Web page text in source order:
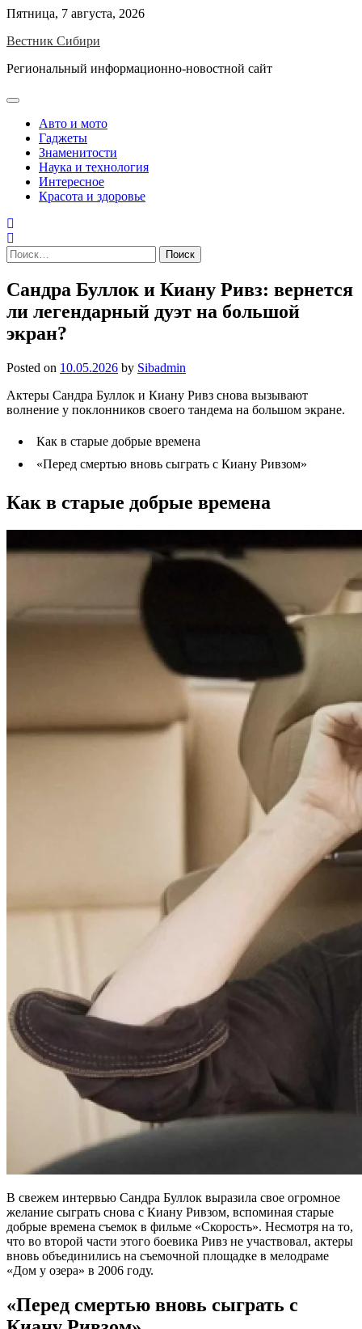
Skip
content
Пятница, 7 августа, 2026
Вестник Сибири
Региональный информационно-новостной сайт
Авто и мото
Гаджеты
Знаменитости
Наука и технология
Интересное
Красота и здоровье
Найти:
Сандра Буллок и Киану Ривз: вернется
ли легендарный дуэт на большой
экран?
Posted on 10.05.2026 by Sibadmin
Актеры Сандра Буллок и Киану Ривз снова вызывают
волнение у поклонников своего тандема на большом экране.
Как в старые добрые времена
«Перед смертью вновь сыграть с Киану Ривзом»
Как в старые добрые времена
В свежем интервью Сандра Буллок выразила свое огромное
желание сыграть снова с Киану Ривзом, вспоминая старые
добрые времена съемок в фильме «Скорость». Несмотря на то,
что во второй части этого боевика Ривз не участвовал, актеры
вновь объединились на съемочной площадке в мелодраме
«Дом у озера» в 2006 году.
«Перед смертью вновь сыграть с